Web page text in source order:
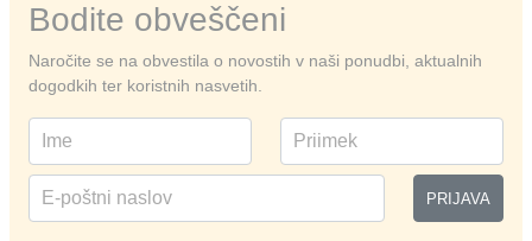
Bodite obveščeni
Naročite se na obvestila o novostih v naši ponudbi, aktualnih
dogodkih ter koristnih nasvetih.
PRIJAVA